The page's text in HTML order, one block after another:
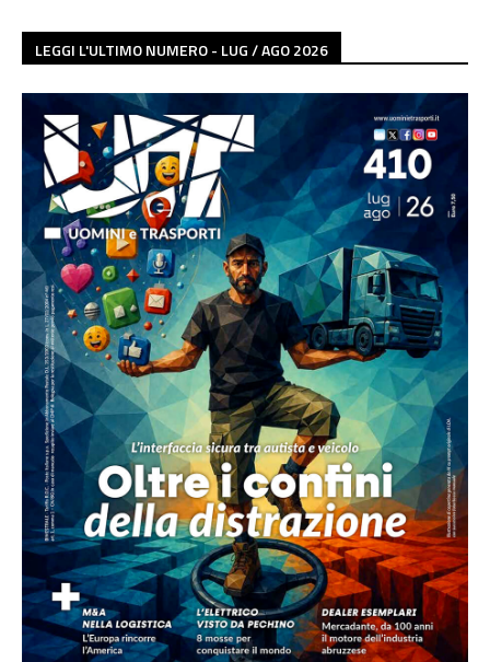
LEGGI L'ULTIMO NUMERO - LUG / AGO 2026